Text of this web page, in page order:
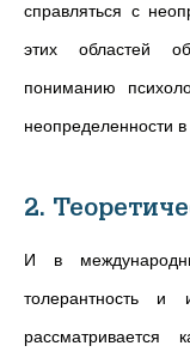
справляться с
этих областей
пониманию
неопределенности в
2.
И в
толерантность и